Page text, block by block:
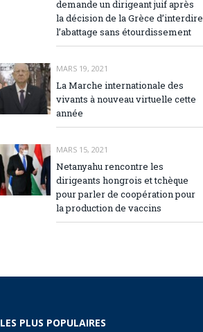
demande un dirigeant juif après
la décision de la Grèce d’interdire
l’abattage sans étourdissement
MARS 19, 2021
La Marche internationale des
vivants à nouveau virtuelle cette
année
MARS 15, 2021
Netanyahu rencontre les
dirigeants hongrois et tchèque
pour parler de coopération pour
la production de vaccins
LES PLUS POPULAIRES